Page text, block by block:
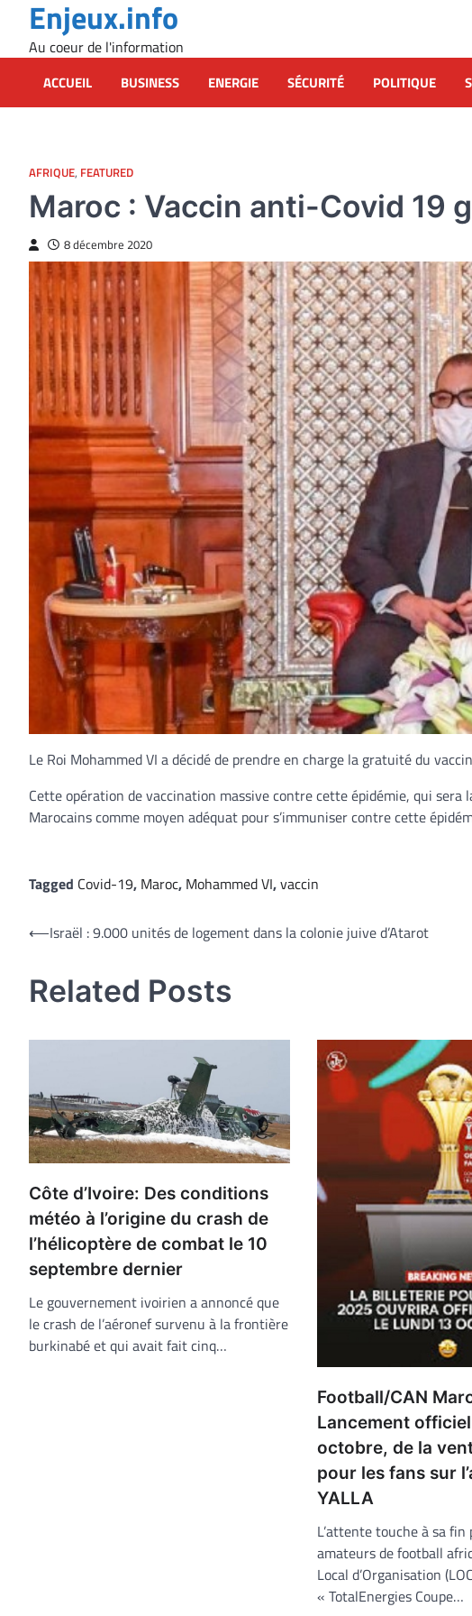
content
Enjeux.info
Au coeur de l'information
ACCUEIL BUSINESS ENERGIE SÉCURITÉ POLITIQUE
AFRIQUE, FEATURED
Maroc : Vaccin anti-Covid 19
8 décembre 2020
Le Roi Mohammed VI a décidé de prendre en charge la gratuité du
Cette opération de vaccination massive contre cette épidémie, qui
Marocains comme moyen adéquat pour s’immuniser contre cette
Tagged Covid-19, Maroc, Mohammed VI,vaccin
Navigation
l’article
⟵Israël : 9.000 unités de logement dans la colonie juive d’Atarot
Related Posts
Côte d’Ivoire: Des conditions
météo à l’origine du crash de
l’hélicoptère de combat le 10
septembre dernier
Le gouvernement ivoirien a annoncé que
le crash de l’aéronef survenu à la frontière
burkinabé et qui avait fait cinq…
Football/CAN
Lancement
octobre, de la
pour les fans sur
YALLA
L’attente touche à sa fin
amateurs de football
Local d’Organisation
« TotalEnergies Coupe…